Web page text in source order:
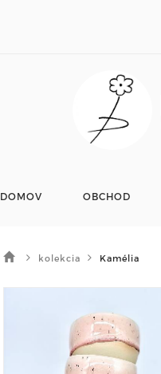
DOMOV OBCHOD
kolekcia Kamélia